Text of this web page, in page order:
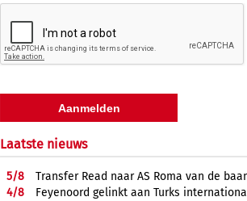
Laatste nieuws
5/8
Transfer Read naar AS Roma van de
4/8
Feyenoord gelinkt aan Turks